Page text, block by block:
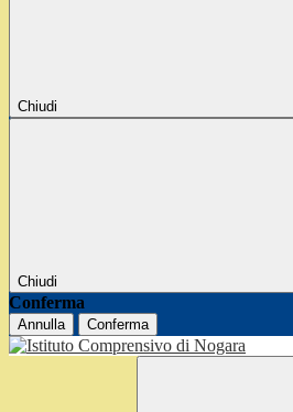
Chiudi
Chiudi
Conferma
Annulla Conferma